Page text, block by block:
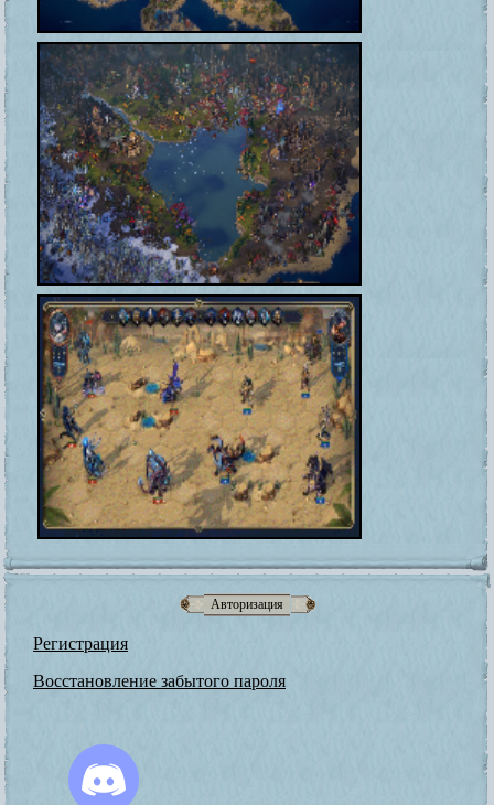
Авторизация
Регистрация
Восстановление забытого пароля